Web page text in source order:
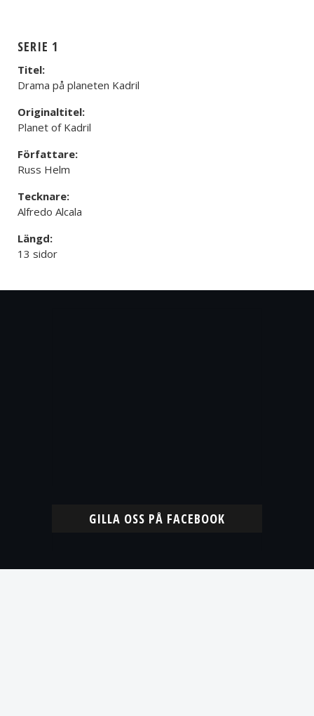
SERIE 1
Titel:
Drama på planeten Kadril
Originaltitel:
Planet of Kadril
Författare:
Russ Helm
Tecknare:
Alfredo Alcala
Längd:
13 sidor
GILLA OSS PÅ FACEBOOK